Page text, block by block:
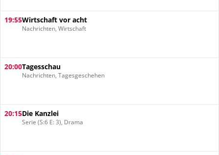
19:55Wirtschaft vor acht
Nachrichten, Wirtschaft
20:00Tagesschau
Nachrichten, Tagesgeschehen
20:15Die Kanzlei
Serie (S:6 E: 3), Drama